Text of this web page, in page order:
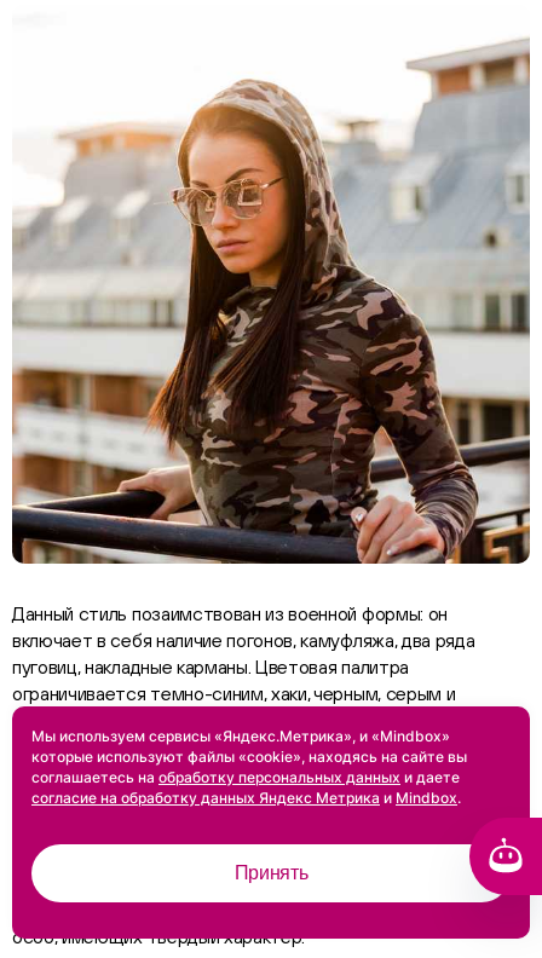
Данный стиль позаимствован из военной формы: он
включает в себя наличие погонов, камуфляжа, два ряда
пуговиц, накладные карманы. Цветовая палитра
ограничивается темно-синим, хаки, черным, серым и
коричневым. Можно добавлять в образ и яркие акценты,
например, красный воротничок или оранжевая подкладка
жакета. Предметы гардероба могут быть разнообразными:
платье-пиджак в сочетании с широким кожаным поясом,
босоножки с ремешками или шнуровкой.
Идеальным вариантом стиль милитари станет для смелых
особ, имеющих твердый характер.
Мы используем сервисы «Яндекс.Метрика», и «Mindbox»
которые используют файлы «cookie», находясь на сайте вы
соглашаетесь на обработку персональных данных и даете
согласие на обработку данных Яндекс Метрика и Mindbox.
Принять